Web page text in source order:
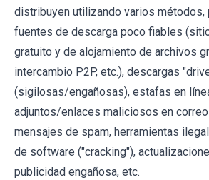
distribuyen utilizando varios métodos,
fuentes de descarga poco fiables
gratuito y de alojamiento de archivos
intercambio P2P, etc.), descargas
(sigilosas/engañosas), estafas en
adjuntos/enlaces maliciosos en
mensajes de spam, herramientas
de software ("cracking"),
publicidad engañosa, etc.